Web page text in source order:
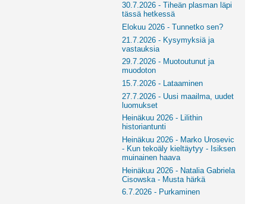
30.7.2026 - Tiheän plasman läpi
tässä hetkessä
Elokuu 2026 - Tunnetko sen?
21.7.2026 - Kysymyksiä ja
vastauksia
29.7.2026 - Muotoutunut ja
muodoton
15.7.2026 - Lataaminen
27.7.2026 - Uusi maailma, uudet
luomukset
Heinäkuu 2026 - Lilithin
historiantunti
Heinäkuu 2026 - Marko Urosevic
- Kun tekoäly kieltäytyy - Isiksen
muinainen haava
Heinäkuu 2026 - Natalia Gabriela
Cisowska - Musta härkä
6.7.2026 - Purkaminen